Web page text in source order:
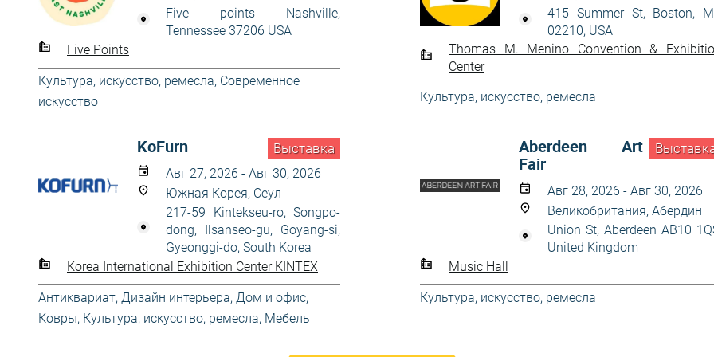
Five points Nashville,
Tennessee 37206 USA
Five Points
Культура, искусство, ремесла, Современное
искусство
415 Summer St, Boston,
02210, USA
Thomas M. Menino Convention &
Center
Культура, искусство, ремесла
Выставка
KoFurn
Авг 27, 2026 - Авг 30, 2026
Южная Корея, Сеул
217-59 Kintekseu-ro, Songpo-
dong, Ilsanseo-gu, Goyang-si,
Gyeonggi-do, South Korea
Korea International Exhibition Center KINTEX
Антиквариат, Дизайн интерьера, Дом и офис,
Ковры, Культура, искусство, ремесла, Мебель
Aberdeen Art
Fair
Авг 28, 2026 - Авг 30, 2026
Великобритания, Абердин
Union St, Aberdeen AB10
United Kingdom
Music Hall
Культура, искусство, ремесла